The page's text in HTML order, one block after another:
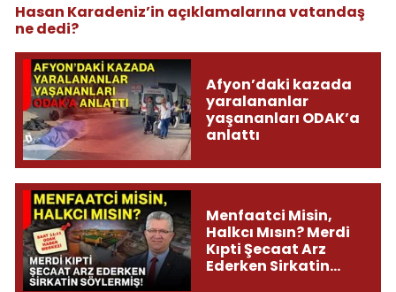
Hasan Karadeniz’in açıklamalarına vatandaş
ne dedi?
Afyon’daki kazada
yaralananlar
yaşananları ODAK’a
anlattı
Menfaatci Misin,
Halkcı Mısın? Merdi
Kıpti Şecaat Arz
Ederken Sirkatin